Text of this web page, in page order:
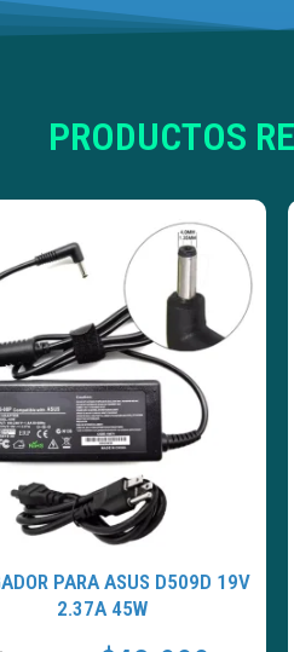
PRODUCTOS
PARA ASUS D509D 19V
2.37A 45W